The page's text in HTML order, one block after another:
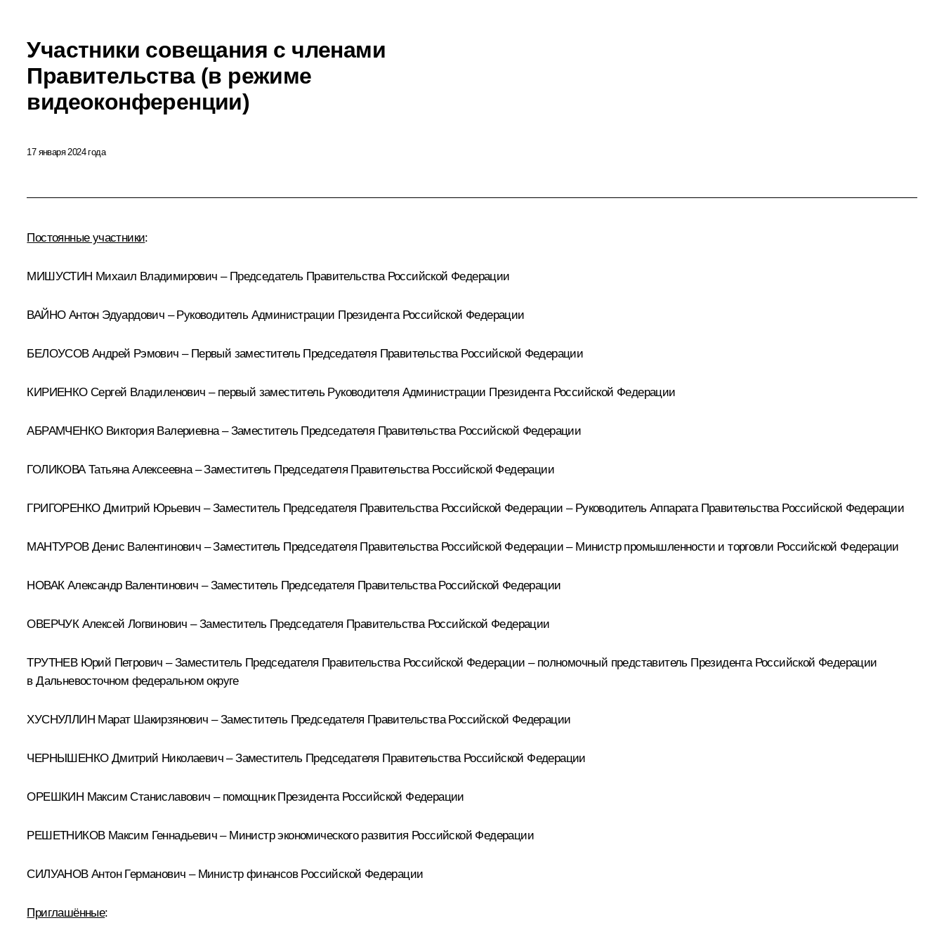
Участники совещания с членами
Правительства (в режиме
видеоконференции)
17 января 2024 года
Постоянные участники:
МИШУСТИН Михаил Владимирович – Председатель Правительства Российской Федерации
ВАЙНО Антон Эдуардович – Руководитель Администрации Президента Российской Федерации
БЕЛОУСОВ Андрей Рэмович – Первый заместитель Председателя Правительства Российской Федерации
КИРИЕНКО Сергей Владиленович – первый заместитель Руководителя Администрации Президента Российской Федерации
АБРАМЧЕНКО Виктория Валериевна – Заместитель Председателя Правительства Российской Федерации
ГОЛИКОВА Татьяна Алексеевна – Заместитель Председателя Правительства Российской Федерации
ГРИГОРЕНКО Дмитрий Юрьевич – Заместитель Председателя Правительства Российской Федерации – Руководитель Аппарата Правительства Российской Федерации
МАНТУРОВ Денис Валентинович – Заместитель Председателя Правительства Российской Федерации – Министр промышленности и торговли Российской Федерации
НОВАК Александр Валентинович – Заместитель Председателя Правительства Российской Федерации
ОВЕРЧУК Алексей Логвинович – Заместитель Председателя Правительства Российской Федерации
ТРУТНЕВ Юрий Петрович – Заместитель Председателя Правительства Российской Федерации – полномочный представитель Президента Российской Федерации
в Дальневосточном федеральном округе
ХУСНУЛЛИН Марат Шакирзянович – Заместитель Председателя Правительства Российской Федерации
ЧЕРНЫШЕНКО Дмитрий Николаевич – Заместитель Председателя Правительства Российской Федерации
ОРЕШКИН Максим Станиславович – помощник Президента Российской Федерации
РЕШЕТНИКОВ Максим Геннадьевич – Министр экономического развития Российской Федерации
СИЛУАНОВ Антон Германович – Министр финансов Российской Федерации
Приглашённые: